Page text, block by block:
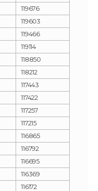
119676
119603
119466
119114
118850
118212
117443
117422
117257
117215
116865
116792
116695
116369
116172